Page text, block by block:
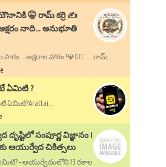
మౌనానికి 🤫 రామ్ కర్రి ✍️
అక్షరం నాది... అనుభూతి
అక్షరాల హారం !💎✍🏻 . . . రామ్...
ఏమిటి ?
ఏమిటి?Arattai...
దృష్టిలో సంపూర్ణ విజ్ఞానం ౹
ఆయుర్వేద చికిత్సలు
– ఆయుర్వేదంలోని 13 రకాల